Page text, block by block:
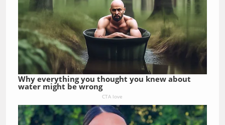
Why everything you thought you knew about
water might be wrong
CTA love